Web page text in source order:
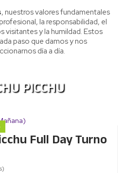
, nuestros valores fundamentales
la responsabilidad, el
visitantes y la humildad. Estos
paso que damos y nos
día a día.
PICCHU
Full Day Turno